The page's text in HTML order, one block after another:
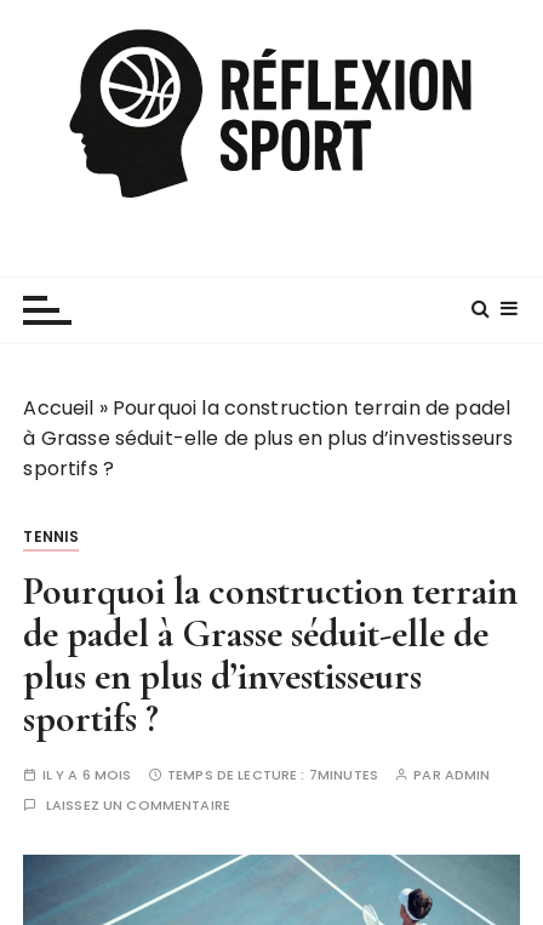
Accueil » Pourquoi la construction terrain de padel
à Grasse séduit-elle de plus en plus d’investisseurs
sportifs ?
TENNIS
Pourquoi la construction terrain
de padel à Grasse séduit-elle de
plus en plus d’investisseurs
sportifs ?
IL Y A 6 MOIS TEMPS DE LECTURE : 7MINUTES PAR ADMIN
LAISSEZ UN COMMENTAIRE